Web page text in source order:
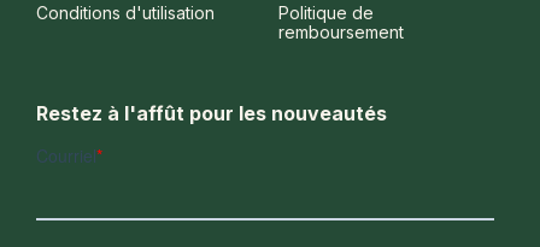
Conditions d'utilisation
Politique de
remboursement
Restez à l'affût pour les nouveautés